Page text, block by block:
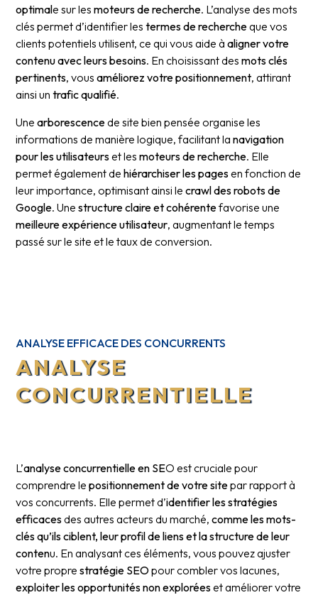
optimale sur lesmoteurs de recherche. L’analyse des mots
clés permet d’identifier lestermes de rechercheque vos
clients potentiels utilisent, ce qui vous aide àaligner votre
contenu avec leurs besoins. En choisissant desmots clés
pertinents, vousaméliorez votre positionnement, attirant
ainsi untrafic qualifié.
Unearborescencede site bien pensée organise les
informations de manière logique, facilitant lanavigation
pour les utilisateurset lesmoteurs de recherche. Elle
permet également dehiérarchiser les pagesen fonction de
leur importance, optimisant ainsi lecrawl des robots de
Google. Unestructure claire et cohérentefavorise une
meilleure expérience utilisateur, augmentant le temps
passé sur le site et le taux de conversion.
ANALYSE EFFICACE DES CONCURRENTS
ANALYSE
CONCURRENTIELLE
L’analyse concurrentielle en SEO est cruciale pour
comprendre lepositionnement de votre sitepar rapport à
vos concurrents. Elle permet d’identifier les stratégies
efficacesdes autres acteurs du marché,comme les mots-
clés qu’ils ciblent, leur profil de liens et la structure de leur
contenu. En analysant ces éléments, vous pouvez ajuster
votre proprestratégie SEOpour combler vos lacunes,
exploiter les opportunités non exploréeset améliorer votre